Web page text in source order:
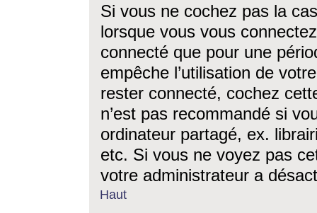
Si vous ne cochez pas la
lorsque vous vous
connecté que pour une
empêche l’utilisation de
rester connecté, cochez
n’est pas recommandé si
ordinateur partagé, ex.
etc. Si vous ne voyez pas
votre administrateur a
Haut